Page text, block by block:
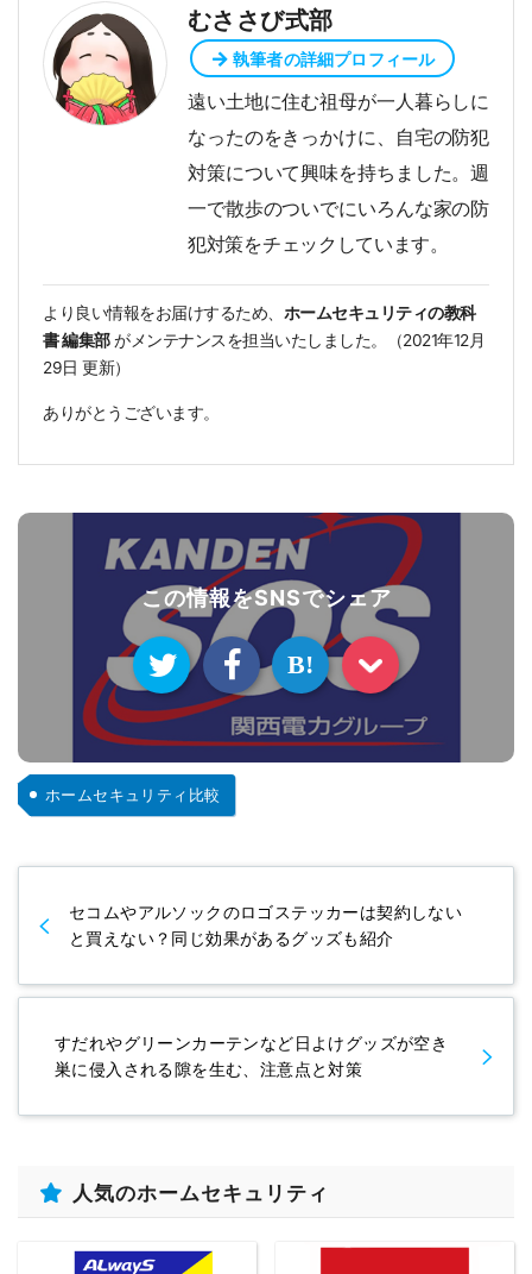
むささび式部
執筆者の詳細プロフィール
遠い土地に住む祖母が一人暮らしに
なったのをきっかけに、自宅の防犯
対策について興味を持ちました。週
一で散歩のついでにいろんな家の防
犯対策をチェックしています。
より良い情報をお届けするため、 ホームセキュリティの教科
書 編集部がメンテナンスを担当いたしました。（2021年12月
29日 更新）
ありがとうございます。
この情報をSNSでシェア
B!
ホームセキュリティ比較
セコムやアルソックのロゴステッカーは契約しない
と買えない？同じ効果があるグッズも紹介
すだれやグリーンカーテンなど日よけグッズが空き
巣に侵入される隙を生む、注意点と対策
人気のホームセキュリティ